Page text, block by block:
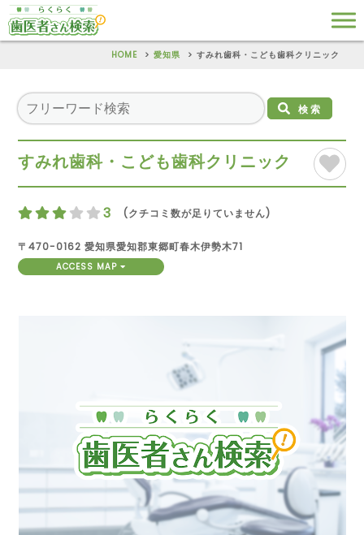
HOME 愛知県 すみれ歯科・こども歯科クリニック
検索
すみれ歯科・こども歯科クリニック
3 (クチコミ数が足りていません)
〒470-0162 愛知県愛知郡東郷町春木伊勢木71
ACCESS MAP